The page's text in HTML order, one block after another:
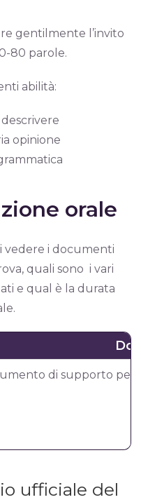
gentilmente l’invito
80 parole.
abilità:
opinione
orale
vedere i documenti
quali sono i vari
e qual è la durata
di supporto per
ufficiale del